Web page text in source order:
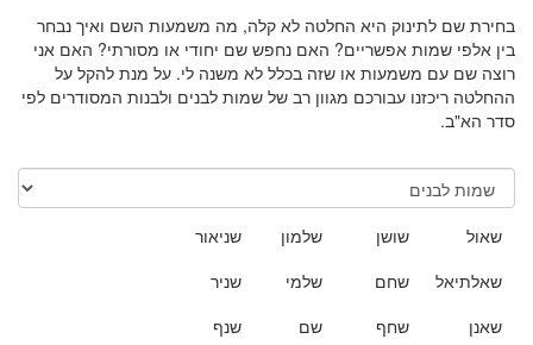
בחירת שם לתינוק היא החלטה לא קלה, מה משמעות השם ואיך נבחר
בין אלפי שמות אפשריים? האם נחפש שם יחודי או מסורתי? האם אני
רוצה שם עם משמעות או שזה בכלל לא משנה לי. על מנת להקל על
ההחלטה ריכזנו עבורכם מגוון רב של שמות לבנים ולבנות המסודרים לפי
סדר הא"ב.
שאול
שאלתיאל
שאנן
שושן
שחם
שחף
שלמון
שלמי
שם
שניאור
שניר
שנף